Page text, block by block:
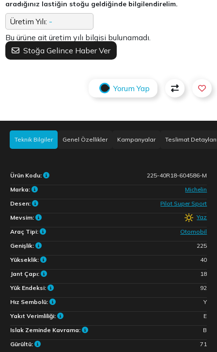
aradığınız lastiğin stoğu geldiğinde bilgilendirelim.
Üretim Yılı: -
Bu ürüne ait üretim yılı bilgisi bulunamadı.
Stoğa Gelince Haber Ver
Yorum Yap
Teknik Bilgiler Genel Özellikler Kampanyalar Teslimat Detayları
Ürün Kodu:
225-40R18-604586-M
Marka:
Michelin
Desen:
Pilot Super Sport
Mevsim:
Yaz
Araç Tipi:
Otomobil
Genişlik:
225
Yükseklik:
40
Jant Çapı:
18
Yük Endeksi:
92
Hız Sembolü:
Y
Yakıt Verimliliği:
E
Islak Zeminde Kavrama:
B
Gürültü:
71